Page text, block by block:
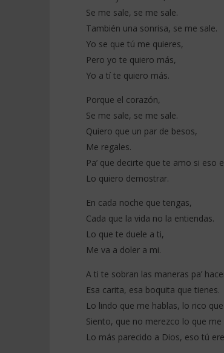
Se me sale, se me sale.
También una sonrisa, se me sale.
Yo se que tú me quieres,
Pero yo te quiero más,
Yo a tí te quiero más.
Porque el corazón,
Se me sale, se me sale.
Quiero que un par de besos,
Me regales.
Pa’ que decirte que te amo si eso
Lo quiero demostrar.
En cada noche que tengas,
Cada que la vida no la entiendas.
Lo que te duele a ti,
Me va a doler a mi.
A ti te sobran las maneras pa’
Esa carita, esa boquita que tienes.
Lo lindo que me hablas, lo rico
Siento, que no merezco lo que me
Lo más parecido a Dios, eso tú